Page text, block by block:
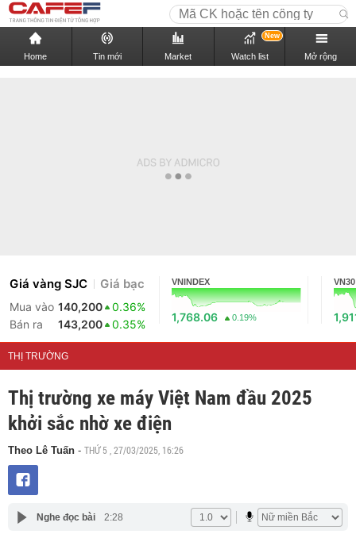
Home Tin mới Market Watch list
New
Mở rộng
Giá vàng SJC Giá bạc
Mua vào 140,200
0.36%
Bán ra
143,200 0.35%
VNINDEX
1,768.06 0.19%
VN30
THỊ TRƯỜNG
Thị trường xe máy Việt Nam đầu 2025
khởi sắc nhờ xe điện
Theo Lê Tuấn - THỨ 5 , 27/03/2025, 16:26
Nghe đọc bài 2:28